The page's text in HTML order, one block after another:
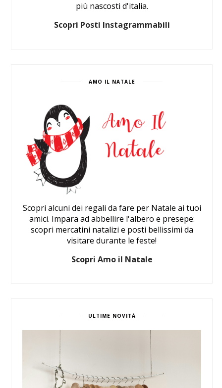
più nascosti d'italia.
Scopri Posti Instagrammabili
AMO IL NATALE
Scopri alcuni dei regali da fare per Natale ai tuoi
amici. Impara ad abbellire l'albero e presepe:
scopri mercatini natalizi e posti bellissimi da
visitare durante le feste!
Scopri Amo il Natale
ULTIME NOVITÀ